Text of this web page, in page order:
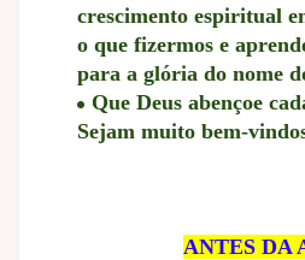
crescimento espiritual
o que fizermos e
para a glória do nome
Que Deus abençoe
Sejam muito bem-
ANTES DA